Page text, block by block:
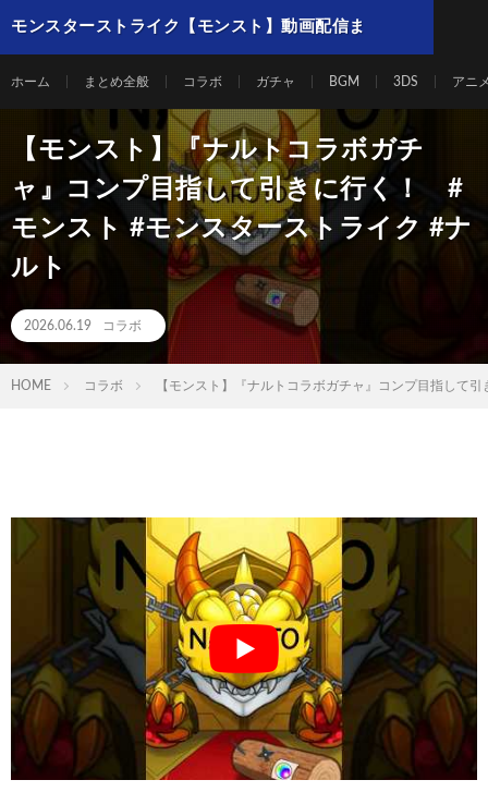
モンスターストライク【モンスト】動画配信ま
ホーム まとめ全般 コラボ ガチャ BGM 3DS アニ
【モンスト】『ナルトコラボガチ
ャ』コンプ目指して引きに行く！ #
モンスト #モンスターストライク #ナ
ルト
2026.06.19 コラボ
HOME コラボ 【モンスト】『ナルトコラボガチャ』コンプ目指して